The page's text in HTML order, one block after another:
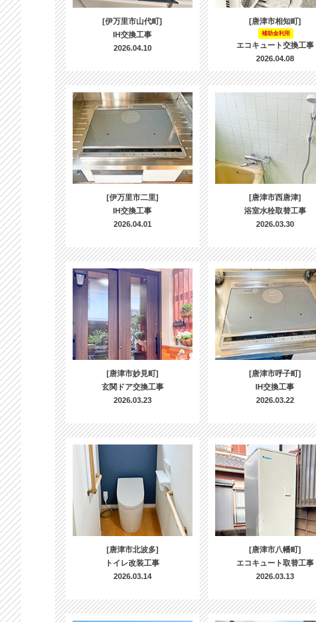
[伊万里市山代町]
IH交換工事
2026.04.10
[唐津市相知町]
補助金利用
エコキュート交換工事
2026.04.08
[伊万里市二里]
IH交換工事
2026.04.01
[唐津市西唐津]
浴室水栓取替工事
2026.03.30
[唐津市妙見町]
玄関ドア交換工事
2026.03.23
[唐津市呼子町]
IH交換工事
2026.03.22
[唐津市北波多]
トイレ改装工事
2026.03.14
[唐津市八幡町]
エコキュート取替工事
2026.03.13